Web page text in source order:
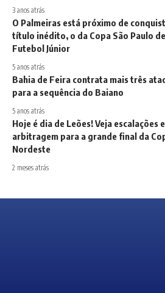
3 anos atrás
O Palmeiras está próximo de
título inédito, o da Copa São Paulo de
Futebol Júnior
5 anos atrás
Bahia de Feira contrata mais três
para a sequência do Baiano
5 anos atrás
Hoje é dia de Leões! Veja escalações e
arbitragem para a grande final da
Nordeste
2 meses atrás